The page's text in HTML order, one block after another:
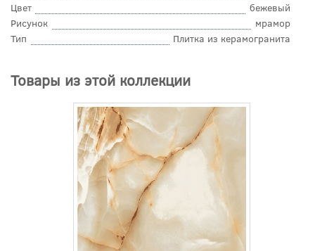
Цвет
бежевый
Рисунок
мрамор
Тип
Плитка из керамогранита
Товары из этой коллекции